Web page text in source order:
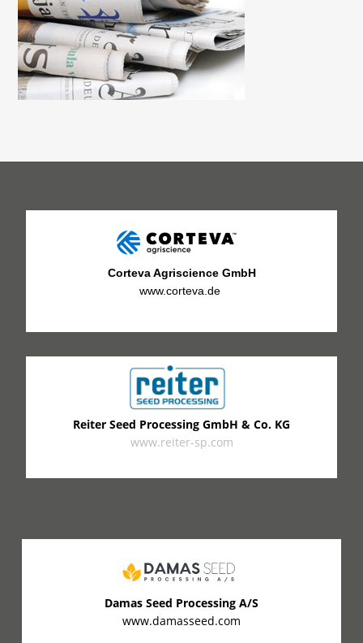
Corteva Agriscience GmbH
www.corteva.de
Reiter Seed Processing GmbH & Co. KG
www.reiter-sp.com
Damas Seed Processing A/S
www.damasseed.com